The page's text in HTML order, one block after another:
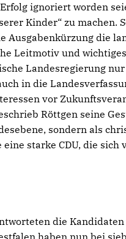
ignoriert worden
Kinder“ zu
Ausgabenkürzung die
Leitmotiv und
Landesregierung
in die
vor
Röttgen seine
sondern als
eine starke CDU, die
die
haben nun bei